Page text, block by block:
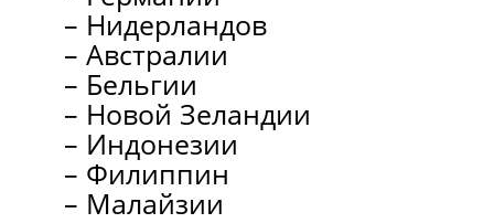
– Нидерландов
– Австралии
– Бельгии
– Новой Зеландии
– Индонезии
– Филиппин
– Малайзии